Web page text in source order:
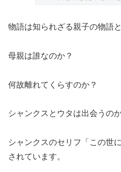
物語は知られざる親子の物語
母親は誰なのか？
何故離れてくらすのか？
シャンクスとウタは出会うの
シャンクスのセリフ「この世
されています。